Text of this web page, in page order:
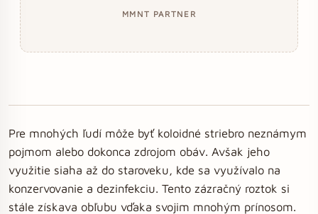
MMNT PARTNER
Pre mnohých ľudí môže byť koloidné striebro neznámym
pojmom alebo dokonca zdrojom obáv. Avšak jeho
využitie siaha až do staroveku, kde sa využívalo na
konzervovanie a dezinfekciu. Tento zázračný roztok si
stále získava obľubu vďaka svojim mnohým prínosom.